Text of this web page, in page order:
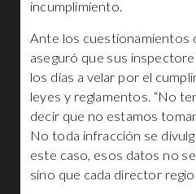
incumplimiento.
Ante los cuestionamientos
aseguró que sus
los días a velar por el
leyes y reglamentos. “No
decir que no estamos
No toda infracción se
este caso, esos datos no
sino que cada director